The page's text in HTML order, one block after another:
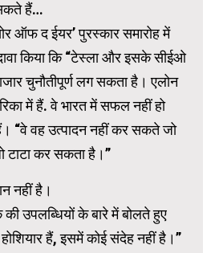
सकते हैं…
ऑफ द ईयर’ पुरस्कार समारोह में
किया कि “टेस्ला और इसके सीईओ
चुनौतीपूर्ण लग सकता है। एलोन
में हैं. वे भारत में सफल नहीं हो
“वे वह उत्पादन नहीं कर सकते जो
टाटा कर सकता है।”
नहीं है।
उपलब्धियों के बारे में बोलते हुए
हैं, इसमें कोई संदेह नहीं है।”